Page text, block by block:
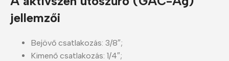
jellemzői
Bejövő csatlakozás: 3/8″;
Kimenő csatlakozás: 1/4″;